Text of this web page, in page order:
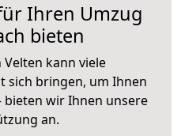
Ihren Umzug
bieten
Velten kann viele
sich bringen, um Ihnen
bieten wir Ihnen unsere
an.